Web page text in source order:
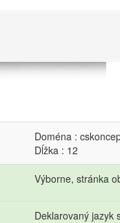
Doména :
Dĺžka : 12
Výborne, stránka
Deklarovaný jazyk